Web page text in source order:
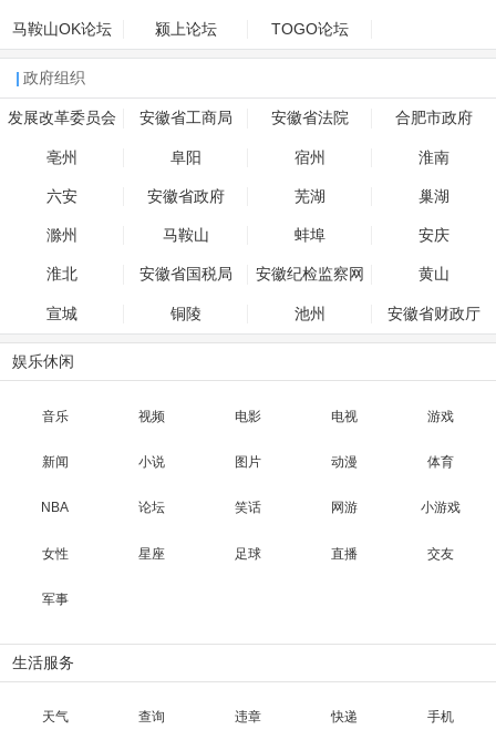
马鞍山OK论坛 颍上论坛 TOGO论坛
政府组织
发展改革委员会 安徽省工商局 安徽省法院 合肥市政府
亳州 阜阳 宿州 淮南
六安 安徽省政府 芜湖 巢湖
滁州 马鞍山 蚌埠 安庆
淮北 安徽省国税局 安徽纪检监察网 黄山
宣城 铜陵 池州 安徽省财政厅
娱乐休闲
音乐 视频 电影 电视 游戏
新闻 小说 图片 动漫 体育
NBA 论坛 笑话 网游 小游戏
女性 星座 足球 直播 交友
军事
生活服务
天气 查询 违章 快递 手机